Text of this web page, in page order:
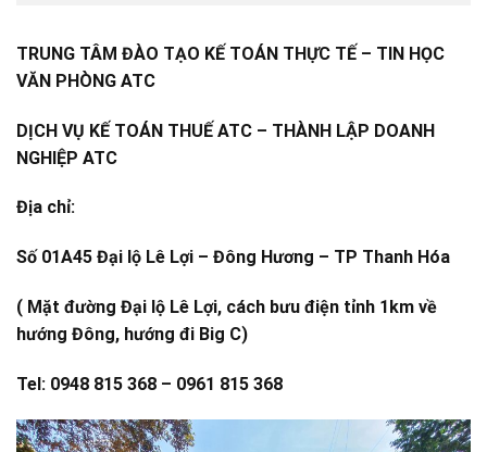
TRUNG TÂM ĐÀO TẠO KẾ TOÁN THỰC TẾ – TIN HỌC
VĂN PHÒNG ATC
DỊCH VỤ KẾ TOÁN THUẾ ATC – THÀNH LẬP DOANH
NGHIỆP ATC
Địa chỉ:
Số 01A45 Đại lộ Lê Lợi – Đông Hương – TP Thanh Hóa
( Mặt đường Đại lộ Lê Lợi, cách bưu điện tỉnh 1km về
hướng Đông, hướng đi Big C)
Tel: 0948 815 368 – 0961 815 368